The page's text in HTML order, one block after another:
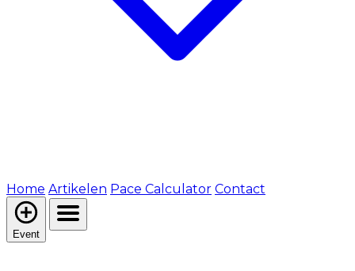
Home Artikelen Pace Calculator Contact
Event